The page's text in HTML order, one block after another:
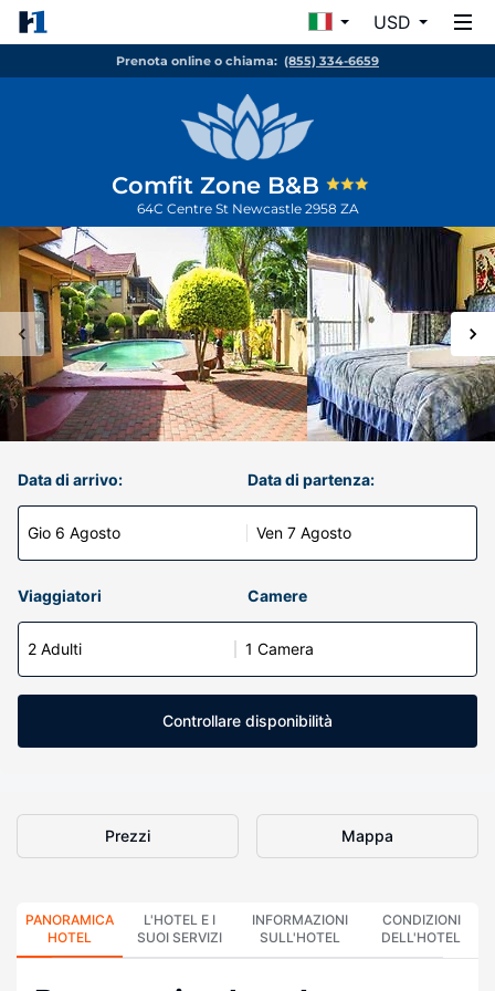
USD
Prenota online o chiama: (855) 334-6659
Comfit Zone B&B
64C Centre St Newcastle 2958 ZA
Data di arrivo:
Gio 6 Agosto
Data di partenza:
Ven 7 Agosto
Viaggiatori Camere
2 Adulti 1 Camera
Controllare disponibilità
Prezzi Mappa
PANORAMICA
HOTEL
L'HOTEL E I
SUOI SERVIZI
INFORMAZIONI
SULL'HOTEL
CONDIZIONI
DELL'HOTEL